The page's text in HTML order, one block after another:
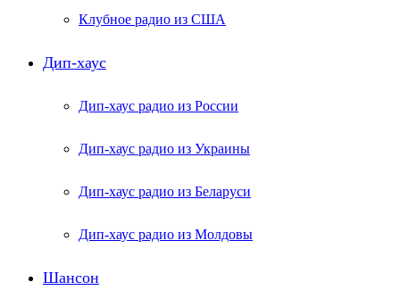
Клубное радио из США
Дип-хаус
Дип-хаус радио из России
Дип-хаус радио из Украины
Дип-хаус радио из Беларуси
Дип-хаус радио из Молдовы
Шансон